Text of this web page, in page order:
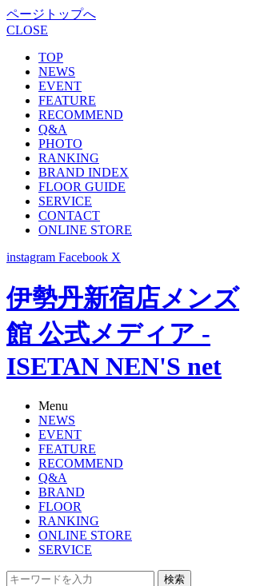
ページトップへ
CLOSE
TOP
NEWS
EVENT
FEATURE
RECOMMEND
Q&A
PHOTO
RANKING
BRAND INDEX
FLOOR GUIDE
SERVICE
CONTACT
ONLINE STORE
instagram Facebook X
伊勢丹新宿店メンズ
館 公式メディア -
ISETAN NEN'S net
Menu
NEWS
EVENT
FEATURE
RECOMMEND
Q&A
BRAND
FLOOR
RANKING
ONLINE STORE
SERVICE
検索